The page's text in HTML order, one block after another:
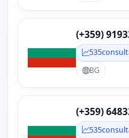
(+359)
535
BG
(+359)
535